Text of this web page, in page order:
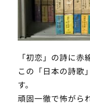
「初恋」の詩に赤
この「日本の詩歌
す。
頑固一徹で怖がら